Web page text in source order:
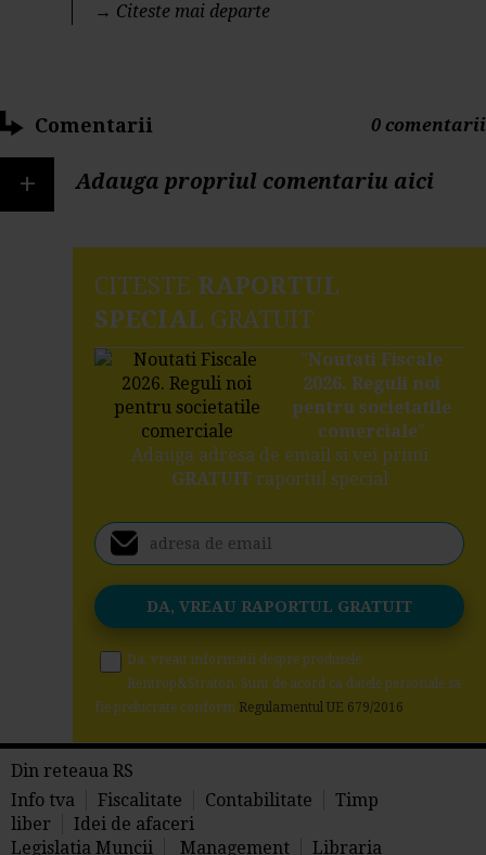
→ Citeste mai departe
Comentarii 0 comentarii
+ Adauga propriul comentariu aici
CITESTE RAPORTUL
SPECIAL GRATUIT
"Noutati Fiscale
2026. Reguli noi
pentru societatile
comerciale"
Adauga adresa de email si vei primi
GRATUITraportul special
Da, vreau informatii despre produsele
Rentrop&Straton. Sunt de acord ca datele personale sa
fie prelucrate conform Regulamentul UE 679/2016
Din reteaua RS
Info tva
Fiscalitate Contabilitate
Timp
liber
Idei de afaceri
Legislatia Muncii
Management Libraria